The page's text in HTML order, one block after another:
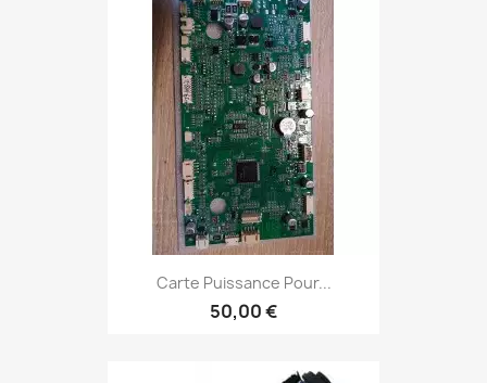
Carte Puissance Pour...
50,00 €